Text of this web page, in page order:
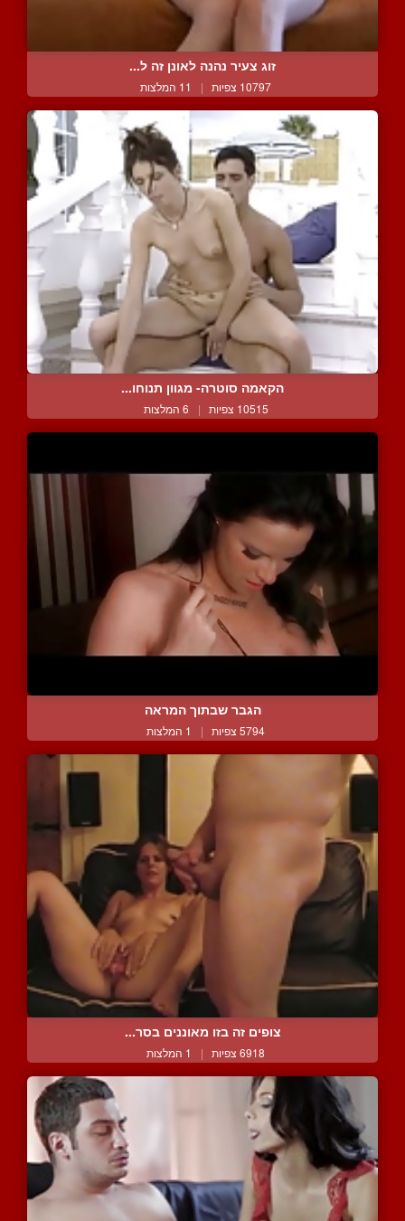
זוג צעיר נהנה לאונן זה ל...
10797 צפיות | 11 המלצות
הקאמה סוטרה- מגוון תנוחו...
10515 צפיות | 6 המלצות
הגבר שבתוך המראה
5794 צפיות | 1 המלצות
צופים זה בזו מאוננים בסר...
6918 צפיות | 1 המלצות